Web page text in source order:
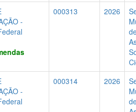
-
000313 2026
-
000314 2026